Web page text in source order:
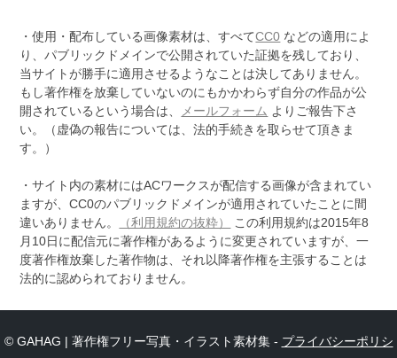
・使用・配布している画像素材は、すべてCC0 などの適用によ
り、パブリックドメインで公開されていた証拠を残しており、
当サイトが勝手に適用させるようなことは決してありません。
もし著作権を放棄していないのにもかかわらず自分の作品が公
開されているという場合は、
メールフォーム よりご報告下さ
い。（虚偽の報告については、法的手続きを取らせて頂きま
す。）
・サイト内の素材にはACワークスが配信する画像が含まれてい
ますが、CC0のパブリックドメインが適用されていたことに間
違いありません。
（利用規約の抜粋）
この利用規約は2015年8
月10日に配信元に著作権があるように変更されていますが、一
度著作権放棄した著作物は、それ以降著作権を主張することは
法的に認められておりません。
© GAHAG | 著作権フリー写真・イラスト素材集 - プライバシーポリシ